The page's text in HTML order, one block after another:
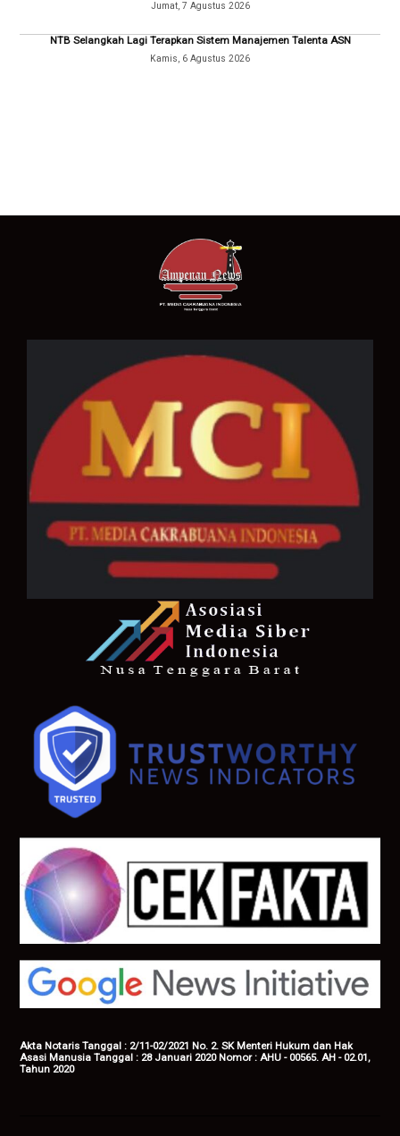
Jumat, 7 Agustus 2026
NTB Selangkah Lagi Terapkan Sistem Manajemen Talenta ASN
Kamis, 6 Agustus 2026
Akta Notaris Tanggal : 2/11-02/2021 No. 2. SK Menteri Hukum dan Hak
Asasi Manusia Tanggal : 28 Januari 2020 Nomor : AHU - 00565. AH - 02.01,
Tahun 2020